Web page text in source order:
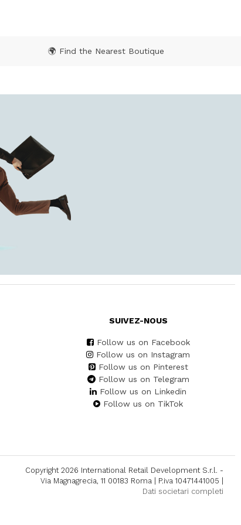
🌍 Find the Nearest Boutique
SUIVEZ-NOUS
Follow us on Facebook
Follow us on Instagram
Follow us on Pinterest
Follow us on Telegram
Follow us on Linkedin
Follow us on TikTok
Copyright 2026 International Retail Development S.r.l. -
Via Magnagrecia, 11 00183 Roma | P.iva 10471441005 |
Dati societari completi